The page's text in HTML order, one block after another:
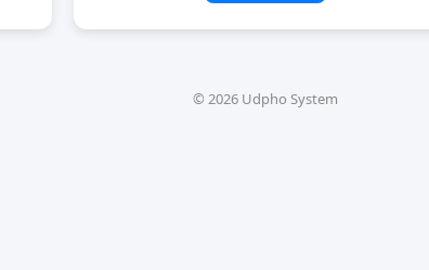
© 2026 Udpho System